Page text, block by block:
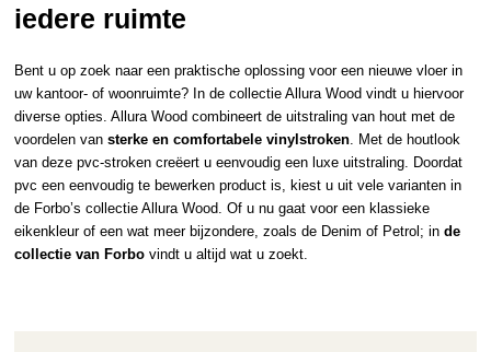
iedere ruimte
Bent u op zoek naar een praktische oplossing voor een nieuwe vloer in
uw kantoor- of woonruimte? In de collectie Allura Wood vindt u hiervoor
diverse opties. Allura Wood combineert de uitstraling van hout met de
voordelen vansterke en comfortabele vinylstroken. Met de houtlook
van deze pvc-stroken creëert u eenvoudig een luxe uitstraling. Doordat
pvc een eenvoudig te bewerken product is, kiest u uit vele varianten in
de Forbo’s collectie Allura Wood. Of u nu gaat voor een klassieke
eikenkleur of een wat meer bijzondere, zoals de Denim of Petrol; inde
collectie van Forbo vindt u altijd wat u zoekt.